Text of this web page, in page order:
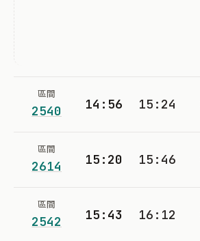
區間
2540 14:56 15:24
區間
2614 15:20 15:46
區間
2542 15:43 16:12